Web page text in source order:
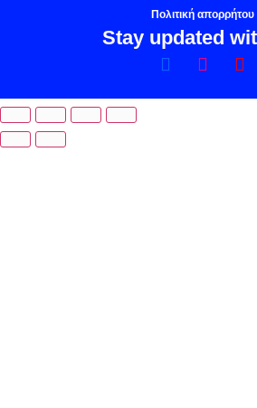
Πολιτική απορρήτου
Stay updated